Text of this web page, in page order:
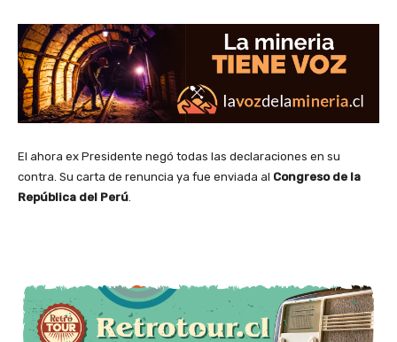
El ahora ex Presidente negó todas las declaraciones en su
contra. Su carta de renuncia ya fue enviada al Congreso de la
República del Perú.